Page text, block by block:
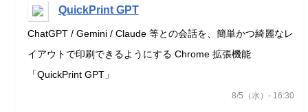
QuickPrint GPT
ChatGPT / Gemini / Claude 等との会話を、簡単かつ綺麗なレ
イアウトで印刷できるようにする Chrome 拡張機能
「QuickPrint GPT」
8/5（水）- 16:30